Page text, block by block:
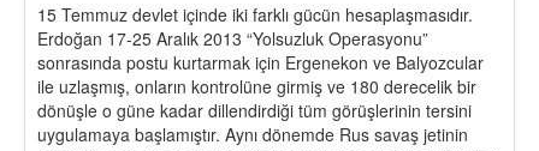
15 Temmuz devlet içinde iki farklı gücün hesaplaşmasıdır.
Erdoğan 17-25 Aralık 2013 “Yolsuzluk Operasyonu”
sonrasında postu kurtarmak için Ergenekon ve Balyozcular
ile uzlaşmış, onların kontrolüne girmiş ve 180 derecelik bir
dönüşle o güne kadar dillendirdiği tüm görüşlerinin tersini
uygulamaya başlamıştır. Aynı dönemde Rus savaş jetinin